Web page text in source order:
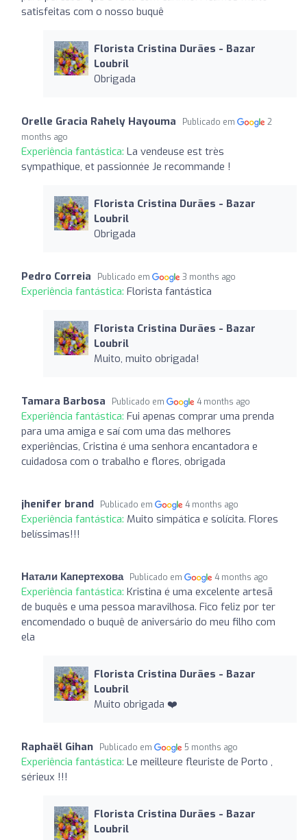
satisfeitas com o nosso buquê
Florista Cristina Durães - Bazar
Loubril
Obrigada
Orelle Gracia Rahely Hayouma Publicado em
2
months ago
Experiência fantástica: La vendeuse est très
sympathique, et passionnée Je recommande !
Florista Cristina Durães - Bazar
Loubril
Obrigada
Pedro Correia Publicado em 3 months ago
Experiência fantástica: Florista fantástica
Florista Cristina Durães - Bazar
Loubril
Muito, muito obrigada!
Tamara Barbosa Publicado em 4 months ago
Experiência fantástica: Fui apenas comprar uma prenda
para uma amiga e saí com uma das melhores
experiências, Cristina é uma senhora encantadora e
cuidadosa com o trabalho e flores, obrigada
jhenifer brand Publicado em 4 months ago
Experiência fantástica: Muito simpática e solícita. Flores
belíssimas!!!
Натали Капертехова Publicado em 4 months ago
Experiência fantástica: Kristina é uma excelente artesã
de buquês e uma pessoa maravilhosa. Fico feliz por ter
encomendado o buquê de aniversário do meu filho com
ela
Florista Cristina Durães - Bazar
Loubril
Muito obrigada ❤️
Raphaël Gihan Publicado em 5 months ago
Experiência fantástica: Le meilleure fleuriste de Porto ,
sérieux !!!
Florista Cristina Durães - Bazar
Loubril